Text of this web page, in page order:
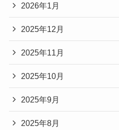
2026年1月
2025年12月
2025年11月
2025年10月
2025年9月
2025年8月